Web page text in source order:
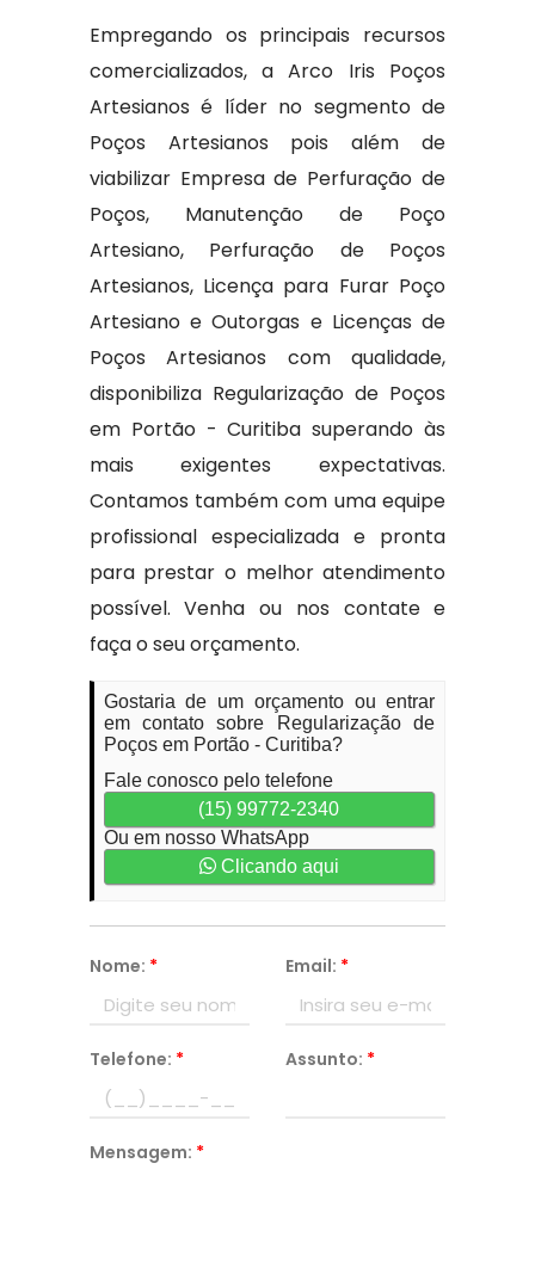
Empregando os principais recursos
comercializados, a Arco Iris Poços
Artesianos é líder no segmento de
Poços Artesianos pois além de
viabilizar Empresa de Perfuração de
Poços, Manutenção de Poço
Artesiano, Perfuração de Poços
Artesianos, Licença para Furar Poço
Artesiano e Outorgas e Licenças de
Poços Artesianos com qualidade,
disponibiliza Regularização de Poços
em Portão - Curitiba superando às
mais exigentes expectativas.
Contamos também com uma equipe
profissional especializada e pronta
para prestar o melhor atendimento
possível. Venha ou nos contate e
faça o seu orçamento.
Gostaria de um orçamento ou entrar
em contato sobre Regularização de
Poços em Portão - Curitiba?
Fale conosco pelo telefone
(15) 99772-2340
Ou em nosso WhatsApp
Clicando aqui
Nome: * Email: *
Telefone: * Assunto: *
Mensagem: *